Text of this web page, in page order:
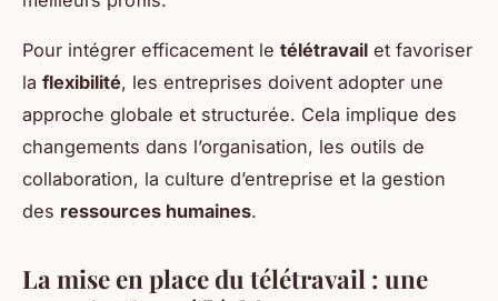
Pour intégrer efficacement le télétravail et favoriser
la flexibilité, les entreprises doivent adopter une
approche globale et structurée. Cela implique des
changements dans l’organisation, les outils de
collaboration, la culture d’entreprise et la gestion
des ressources humaines.
La mise en place du télétravail : une